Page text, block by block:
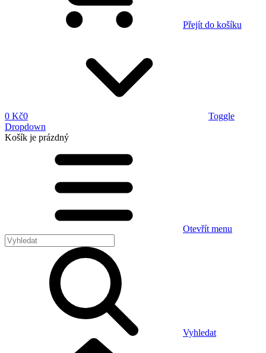
Přejít do košíku
0 Kč0
Toggle
Dropdown
Košík je prázdný
Otevřít menu
Vyhledat